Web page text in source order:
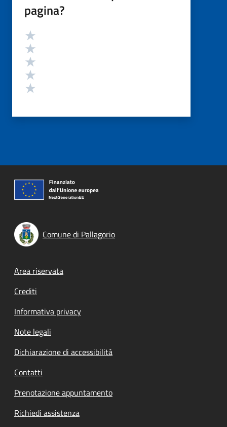
pagina?
Valutazione
Comune di Pallagorio
Footer menu
Area riservata
Crediti
Informativa privacy
Note legali
Dichiarazione di accessibilità
Contatti
Prenotazione appuntamento
Richiedi assistenza